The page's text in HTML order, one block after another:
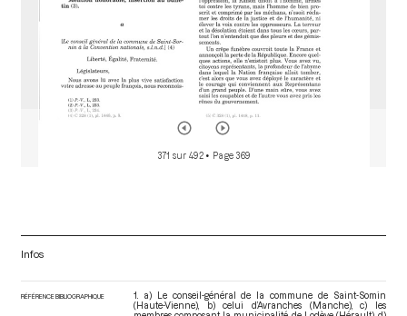
371 sur 492 • Page 369
Infos
RÉFÉRENCE BIBLIOGRAPHIQUE
1. a) Le conseil-général de la commune de Saint-Somin
(Haute-Vienne), b) celui d’Avranches (Manche), c) les